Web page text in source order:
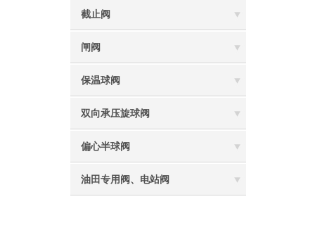
截止阀
闸阀
保温球阀
双向承压旋球阀
偏心半球阀
油田专用阀、电站阀